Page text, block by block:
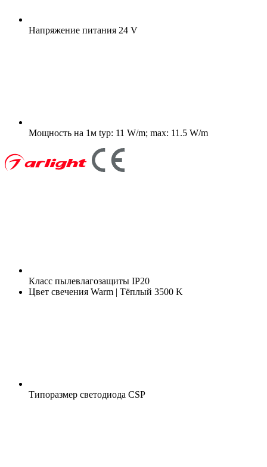
Напряжение питания 24 V
Мощность на 1м typ: 11 W/m; max: 11.5 W/m
Класс пылевлагозащиты IP20
Цвет свечения Warm | Тёплый 3500 K
Типоразмер светодиода CSP